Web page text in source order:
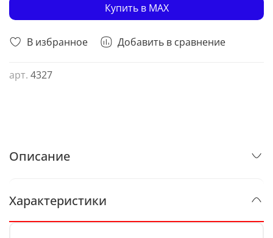
В избранное Добавить в сравнение
арт. 4327
Купить в MAX
Описание
Характеристики